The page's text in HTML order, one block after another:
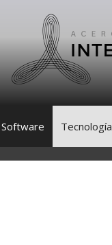
Software Tecnología